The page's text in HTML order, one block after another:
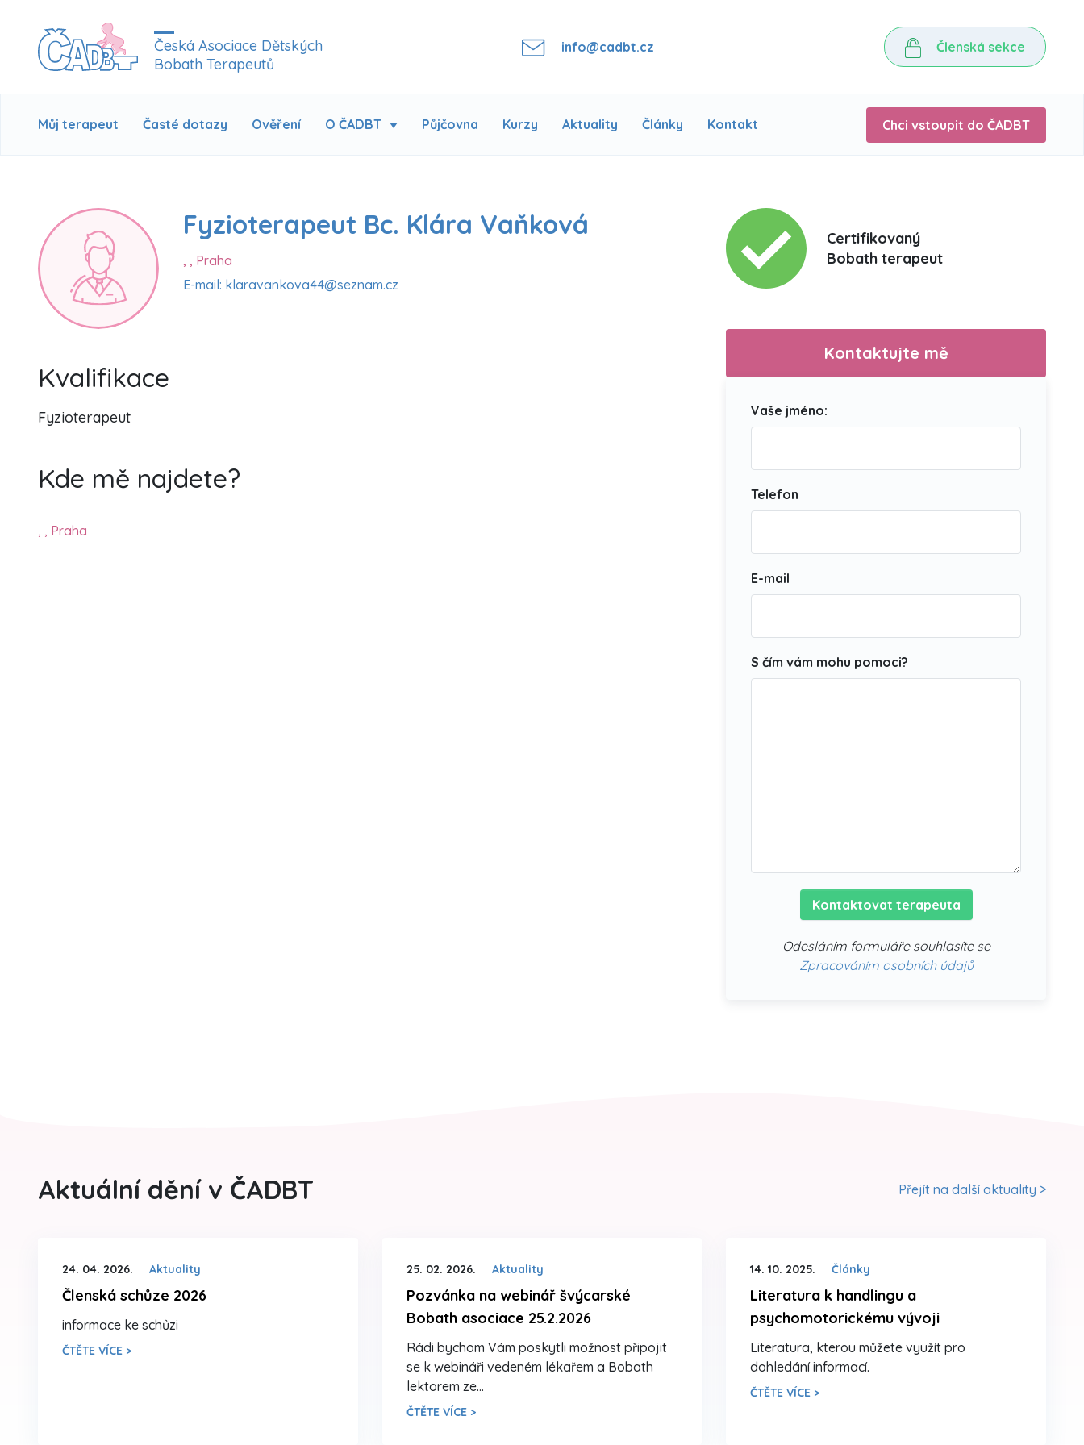
Česká Asociace Dětských
Bobath Terapeutů
info@cadbt.cz Členská sekce
Můj terapeut Časté dotazy Ověření O ČADBT Půjčovna Kurzy Aktuality Články Kontakt Chci vstoupit do ČADBT
Fyzioterapeut Bc. Klára Vaňková
, , Praha
E-mail: klaravankova44@seznam.cz
Kvalifikace
Fyzioterapeut
Kde mě najdete?
, , Praha
Certifikovaný
Bobath terapeut
Kontaktujte mě
Vaše jméno:
Telefon
E-mail
S čím vám mohu pomoci?
Kontaktovat terapeuta
Odesláním formuláře souhlasíte se
Zpracováním osobních údajů
Aktuální dění v ČADBT Přejít na další aktuality >
24. 04. 2026. Aktuality
Členská schůze 2026
informace ke schůzi
ČTĚTE VÍCE >
25. 02. 2026. Aktuality
Pozvánka na webinář švýcarské
Bobath asociace 25.2.2026
Rádi bychom Vám poskytli možnost připojit
se k webináři vedeném lékařem a Bobath
lektorem ze…
ČTĚTE VÍCE >
14. 10. 2025. Články
Literatura k handlingu a
psychomotorickému vývoji
Literatura, kterou můžete využít pro
dohledání informací.
ČTĚTE VÍCE >